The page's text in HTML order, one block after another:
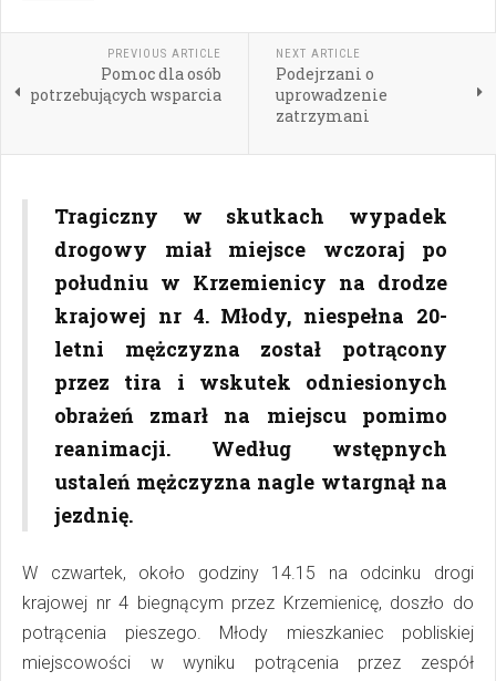
PREVIOUS ARTICLE
Pomoc dla osób
potrzebujących wsparcia
NEXT ARTICLE
Podejrzani o
uprowadzenie
zatrzymani
Tragiczny w skutkach wypadek
drogowy miał miejsce wczoraj po
południu w Krzemienicy na drodze
krajowej nr 4. Młody, niespełna 20-
letni mężczyzna został potrącony
przez tira i wskutek odniesionych
obrażeń zmarł na miejscu pomimo
reanimacji. Według wstępnych
ustaleń mężczyzna nagle wtargnął na
jezdnię.
W czwartek, około godziny 14.15 na odcinku drogi
krajowej nr 4 biegnącym przez Krzemienicę, doszło do
potrącenia pieszego. Młody mieszkaniec pobliskiej
miejscowości w wyniku potrącenia przez zespół